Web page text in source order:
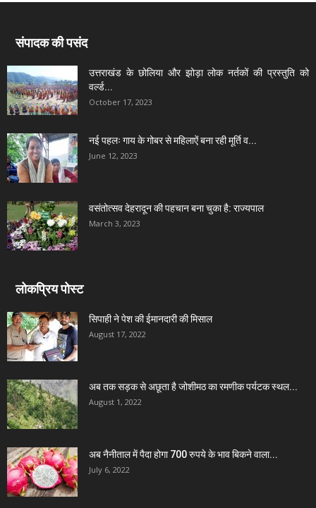
संपादक की पसंद
उत्तराखंड के छोलिया और झोड़ा लोक नर्तकों की प्रस्तुति को
वर्ल्ड...
October 17, 2023
नई पहलः गाय के गोबर से महिलाऐं बना रही मूर्ति व...
June 12, 2023
वसंतोत्सव देहरादून की पहचान बना चुका है: राज्यपाल
March 3, 2023
लोकप्रिय पोस्ट
सिपाही ने पेश की ईमानदारी की मिसाल
August 17, 2022
अब तक सड़क से अछूता है जोशीमठ का रमणीक पर्यटक स्थल...
August 1, 2022
अब नैनीताल में पैदा होगा 700 रुपये के भाव बिकने वाला...
July 6, 2022